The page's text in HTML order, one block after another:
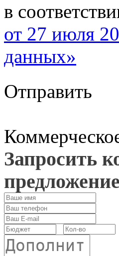
в
от 27 июля
данных»
Отправить
Запросить
предложение